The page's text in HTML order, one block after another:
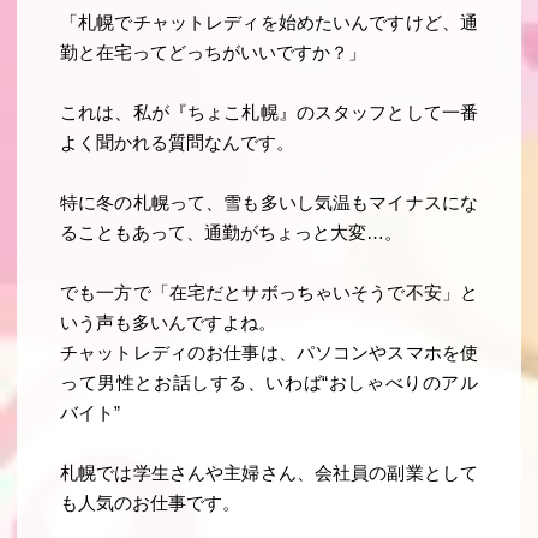
「札幌でチャットレディを始めたいんですけど、通
勤と在宅ってどっちがいいですか？」
これは、私が『ちょこ札幌』のスタッフとして一番
よく聞かれる質問なんです。
特に冬の札幌って、雪も多いし気温もマイナスにな
ることもあって、通勤がちょっと大変…。
でも一方で「在宅だとサボっちゃいそうで不安」と
いう声も多いんですよね。
チャットレディのお仕事は、パソコンやスマホを使
って男性とお話しする、いわば“おしゃべりのアル
バイト”
札幌では学生さんや主婦さん、会社員の副業として
も人気のお仕事です。